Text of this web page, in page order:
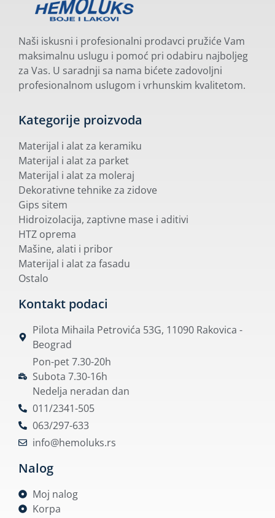
Naši iskusni i profesionalni prodavci pružiće Vam
maksimalnu uslugu i pomoć pri odabiru najboljeg
za Vas. U saradnji sa nama bićete zadovoljni
profesionalnom uslugom i vrhunskim kvalitetom.
Kategorije proizvoda
Materijal i alat za keramiku
Materijal i alat za parket
Materijal i alat za moleraj
Dekorativne tehnike za zidove
Gips sitem
Hidroizolacija, zaptivne mase i aditivi
HTZ oprema
Mašine, alati i pribor
Materijal i alat za fasadu
Ostalo
Kontakt podaci
Pilota Mihaila Petrovića 53G, 11090 Rakovica -
Beograd
Pon-pet 7.30-20h
Subota 7.30-16h
Nedelja neradan dan
011/2341-505
063/297-633
info@hemoluks.rs
Nalog
Moj nalog
Korpa